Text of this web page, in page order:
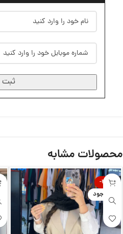
ثبت
محصولات مشابه
-40%
ناموجود